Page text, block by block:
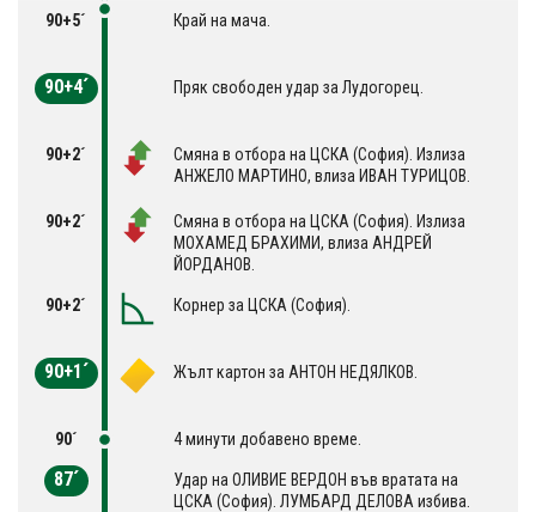
90+5´ Край на мача.
90+4´ Пряк свободен удар за Лудогорец.
90+2´
Смяна в отбора на ЦСКА (София). Излиза
АНЖЕЛО МАРТИНО, влиза ИВАН ТУРИЦОВ.
90+2´
Смяна в отбора на ЦСКА (София). Излиза
МОХАМЕД БРАХИМИ, влиза АНДРЕЙ
ЙОРДАНОВ.
90+2´ Корнер за ЦСКА (София).
90+1´ Жълт картон за АНТОН НЕДЯЛКОВ.
90´ 4 минути добавено време.
87´
Удар на OЛИВИЕ ВЕРДОН във вратата на
ЦСКА (София). ЛУМБАРД ДЕЛОВА избива.